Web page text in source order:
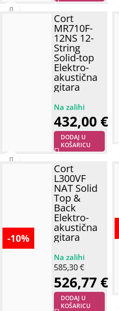
Cort
MR710F-
12NS 12-
String
Solid-top
Elektro-
akustična
gitara
432,00 €
DODAJ U
KOŠARICU
-10%
Cort
L300VF
NAT Solid
Top &
Back
Elektro-
akustična
gitara
585,30€
526,77 €
DODAJ U
KOŠARICU